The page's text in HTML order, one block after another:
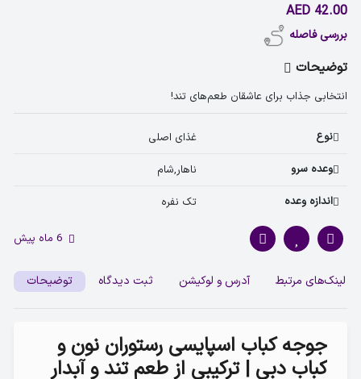
42.00 AED
بررسی فاصله
توضیحات
انتخابی جذاب برای عاشقان طعم‌های تند!
نوع
غذای اصلی
وعده سرو
ناهار,شام
اندازه وعده
تک نفره
6 ماه پیش
توضیحات ثبت دیدگاه آدرس و لوکیشن لینک‌های مرتبط
جوجه کباب اسپایسی رستوران نون و
کباب دبی | ترکیبی از طعم تند و آبدار